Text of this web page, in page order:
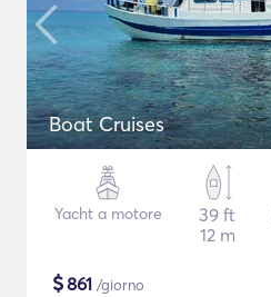
Boat Cruises
Yacht a motore
39 ft
12 m
$861 /giorno